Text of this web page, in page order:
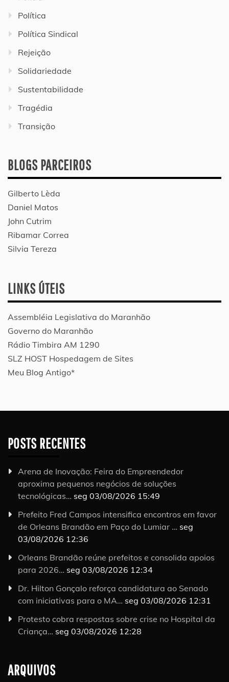
Política
Política Sindical
Rejeição
Solidariedade
Sustentabilidade
Tragédia
Transição
BLOGS PARCEIROS
Gilberto Lèda
Daniel Matos
John Cutrim
Ribamar Correa
Silvia Tereza
LINKS ÚTEIS
Assembléia Legislativa do Maranhão
Governo do Maranhão
Rádio Timbira AM 1290
SLZ HOST Hospedagem de Sites
Meu Blog Antigo*
POSTS RECENTES
Arena de Inovação: Feira do Empreendedor
aproxima pequenos negócios de soluções
tecnológicas… seg 03/08/2026 15:49
Prefeito Fred Campos intensifica encontros em favor
de Orleans Brandão em Paço do Lumiar … seg
03/08/2026 12:36
Orleans Brandão reúne prefeitos e consolida apoios
para 2026… seg 03/08/2026 12:34
Dr. Hilton Gonçalo reforça candidatura ao Senado
com iniciativas para o MA… seg 03/08/2026 12:31
Protesto cobra respostas sobre crise no Hospital da
Criança… seg 03/08/2026 12:28
ARQUIVOS